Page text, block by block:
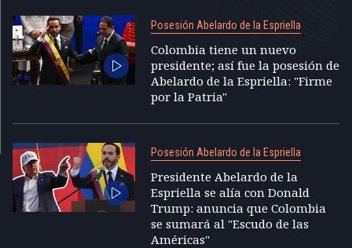
Posesión Abelardo de la Espriella
Colombia tiene un nuevo
presidente; así fue la posesión de
Abelardo de la Espriella: "Firme
por la Patria"
Posesión Abelardo de la Espriella
Presidente Abelardo de la
Espriella se alía con Donald
Trump: anuncia que Colombia
se sumará al "Escudo de las
Américas"